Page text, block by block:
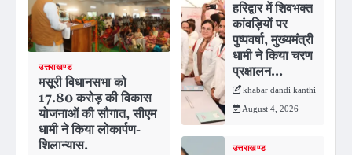
उत्तराखण्ड
मसूरी विधानसभा को
17.80 करोड़ की विकास
योजनाओं की सौगात, सीएम
धामी ने किया लोकार्पण-
शिलान्यास.
हरिद्वार में शिवभक्त
कांवड़ियों पर
पुष्पवर्षा, मुख्यमंत्री
धामी ने किया चरण
प्रक्षालन…
khabar dandi kanthi
August 4, 2026
उत्तराखण्ड